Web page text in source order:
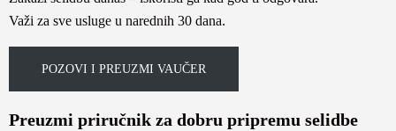
Važi za sve usluge u narednih 30 dana.
POZOVI I PREUZMI VAUČER
Preuzmi priručnik za dobru pripremu selidbe